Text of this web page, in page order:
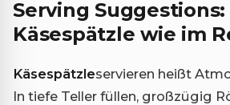
Serving Suggestions:
Käsespätzle wie im
Käsespätzleservieren heißt
In tiefe Teller füllen, großzügig